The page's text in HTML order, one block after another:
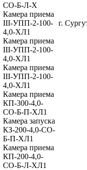
СО-Б-Л-Х
Камера приема
III-УПП-2-100-
4,0-ХЛ1
Камера приема
III-УПП-2-100-
4,0-ХЛ1
Камера приема
III-УПП-2-100-
4,0-ХЛ1
Камера приема
КП-300-4,0-
СО-Б-П-ХЛ1
Камера запуска
КЗ-200-4,0-СО-
Б-П-ХЛ1
Камера приема
КП-200-4,0-
СО-Б-Л-ХЛ1
г.